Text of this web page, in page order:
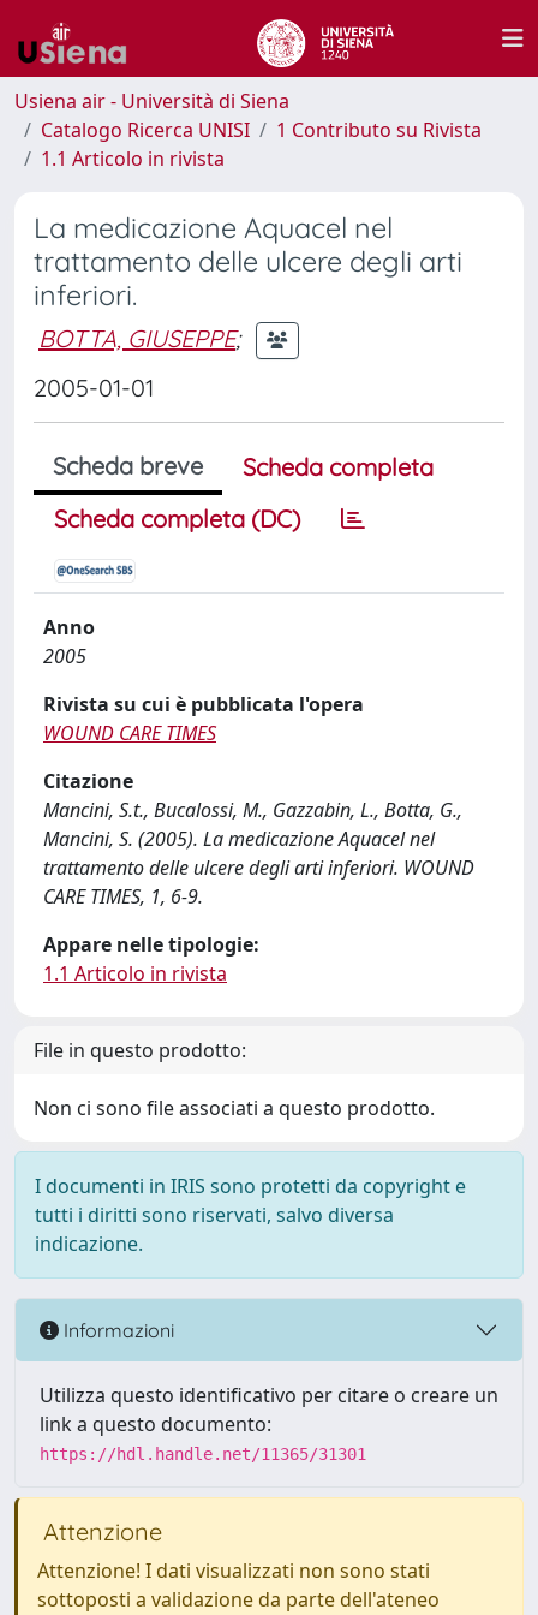
Usiena air - Università di Siena
Catalogo Ricerca UNISI
1 Contributo su Rivista
1.1 Articolo in rivista
La medicazione Aquacel nel
trattamento delle ulcere degli arti
inferiori.
BOTTA, GIUSEPPE;
2005-01-01
Scheda breve
Scheda completa
Scheda completa (DC)
Anno
2005
Rivista su cui è pubblicata l'opera
WOUND CARE TIMES
Citazione
Mancini, S.t., Bucalossi, M., Gazzabin, L., Botta, G.,
Mancini, S. (2005). La medicazione Aquacel nel
trattamento delle ulcere degli arti inferiori. WOUND
CARE TIMES, 1, 6-9.
Appare nelle tipologie:
1.1 Articolo in rivista
File in questo prodotto:
Non ci sono file associati a questo prodotto.
I documenti in IRIS sono protetti da copyright e
tutti i diritti sono riservati, salvo diversa
indicazione.
Informazioni
Utilizza questo identificativo per citare o creare un
link a questo documento:
https://hdl.handle.net/11365/31301
Attenzione
Attenzione! I dati visualizzati non sono stati
sottoposti a validazione da parte dell'ateneo